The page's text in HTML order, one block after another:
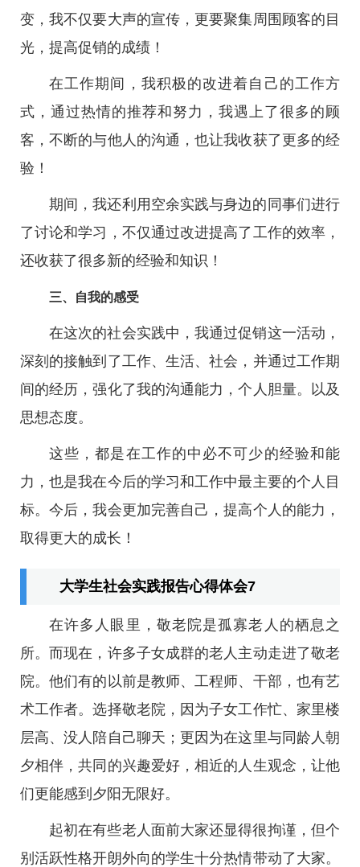
变，我不仅要大声的宣传，更要聚集周围顾客的目
光，提高促销的成绩！
在工作期间，我积极的改进着自己的工作方
式，通过热情的推荐和努力，我遇上了很多的顾
客，不断的与他人的沟通，也让我收获了更多的经
验！
期间，我还利用空余实践与身边的同事们进行
了讨论和学习，不仅通过改进提高了工作的效率，
还收获了很多新的经验和知识！
三、自我的感受
在这次的社会实践中，我通过促销这一活动，
深刻的接触到了工作、生活、社会，并通过工作期
间的经历，强化了我的沟通能力，个人胆量。以及
思想态度。
这些，都是在工作的中必不可少的经验和能
力，也是我在今后的学习和工作中最主要的个人目
标。今后，我会更加完善自己，提高个人的能力，
取得更大的成长！
大学生社会实践报告心得体会7
在许多人眼里，敬老院是孤寡老人的栖息之
所。而现在，许多子女成群的老人主动走进了敬老
院。他们有的以前是教师、工程师、干部，也有艺
术工作者。选择敬老院，因为子女工作忙、家里楼
层高、没人陪自己聊天；更因为在这里与同龄人朝
夕相伴，共同的兴趣爱好，相近的人生观念，让他
们更能感到夕阳无限好。
起初在有些老人面前大家还显得很拘谨，但个
别活跃性格开朗外向的学生十分热情带动了大家。